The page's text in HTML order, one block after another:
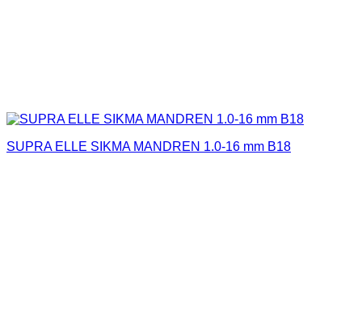
SUPRA ELLE SIKMA MANDREN 1.0-16 mm B18